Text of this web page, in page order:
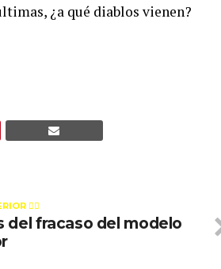
¿a qué diablos vienen?
👉🏻
del fracaso del modelo